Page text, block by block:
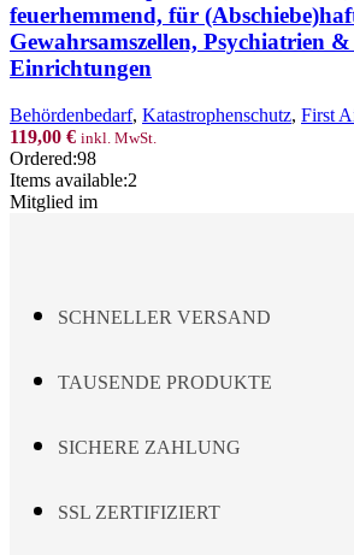
cm,
kochfest
&
für
(Abschiebe)haftanstalten,
Gewahrsamszellen,
Psychiatrien
&
feuerhemmend, für
Gewahrsamszellen, Psychiatrien &
Einrichtungen
Behördenbedarf, Katastrophenschutz, First
119,00 € inkl. MwSt.
Ordered:98
Items available:2
Mitglied im
SCHNELLER VERSAND
TAUSENDE PRODUKTE
SICHERE ZAHLUNG
SSL ZERTIFIZIERT